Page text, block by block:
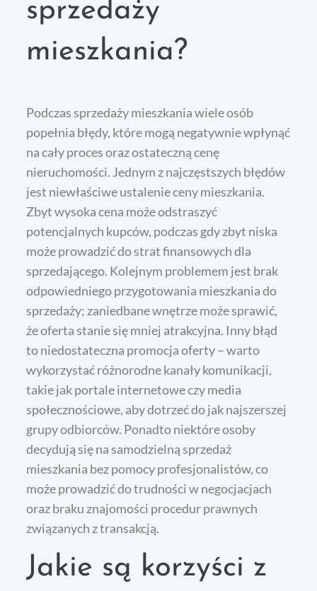
sprzedaży
mieszkania?
Podczas sprzedaży mieszkania wiele osób
popełnia błędy, które mogą negatywnie wpłynąć
na cały proces oraz ostateczną cenę
nieruchomości. Jednym z najczęstszych błędów
jest niewłaściwe ustalenie ceny mieszkania.
Zbyt wysoka cena może odstraszyć
potencjalnych kupców, podczas gdy zbyt niska
może prowadzić do strat finansowych dla
sprzedającego. Kolejnym problemem jest brak
odpowiedniego przygotowania mieszkania do
sprzedaży; zaniedbane wnętrze może sprawić,
że oferta stanie się mniej atrakcyjna. Inny błąd
to niedostateczna promocja oferty – warto
wykorzystać różnorodne kanały komunikacji,
takie jak portale internetowe czy media
społecznościowe, aby dotrzeć do jak najszerszej
grupy odbiorców. Ponadto niektóre osoby
decydują się na samodzielną sprzedaż
mieszkania bez pomocy profesjonalistów, co
może prowadzić do trudności w negocjacjach
oraz braku znajomości procedur prawnych
związanych z transakcją.
Jakie są korzyści z